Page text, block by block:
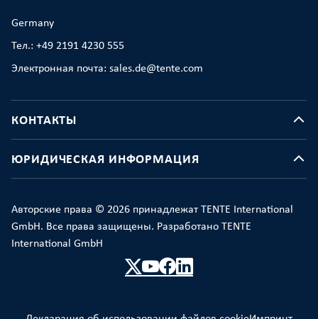
Germany
Тел.: +49 2191 4230 555
Электронная почта: sales.de@tente.com
КОНТАКТЫ
ЮРИДИЧЕСКАЯ ИНФОРМАЦИЯ
Авторские права © 2026 принадлежат TENTE International
GmbH. Все права защищены. Разработано TENTE
International GmbH